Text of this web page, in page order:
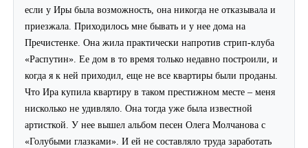
если у Иры была возможность, она никогда не отказывала и
приезжала. Приходилось мне бывать и у нее дома на
Пречистенке. Она жила практически напротив стрип-клуба
«Распутин». Ее дом в то время только недавно построили, и
когда я к ней приходил, еще не все квартиры были проданы.
Что Ира купила квартиру в таком престижном месте – меня
нисколько не удивляло. Она тогда уже была известной
артисткой. У нее вышел альбом песен Олега Молчанова с
«Голубыми глазками». И ей не составляло труда заработать